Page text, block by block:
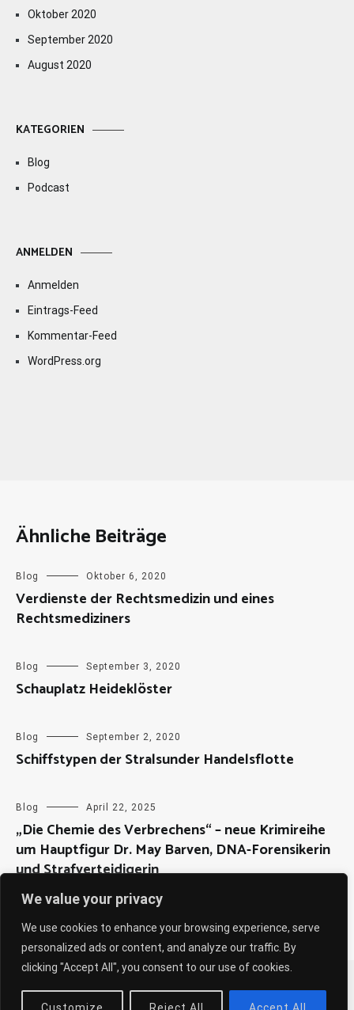
We value your privacy
We use cookies to enhance your browsing experience, serve
personalized ads or content, and analyze our traffic. By
clicking "Accept All", you consent to our use of cookies.
Oktober 2020
September 2020
August 2020
KATEGORIEN
Blog
Podcast
ANMELDEN
Anmelden
Eintrags-Feed
Kommentar-Feed
WordPress.org
Ähnliche Beiträge
Blog Oktober 6, 2020
Verdienste der Rechtsmedizin und eines
Rechtsmediziners
Blog September 3, 2020
Schauplatz Heideklöster
Blog September 2, 2020
Schiffstypen der Stralsunder Handelsflotte
Blog April 22, 2025
„Die Chemie des Verbrechens“ – neue Krimireihe
um Hauptfigur Dr. May Barven, DNA-Forensikerin
und Strafverteidigerin
Copyright © 2026Sabine Weiß. All rights reserved. Theme:
Cenote
by ThemeGrill. Powered by WordPress